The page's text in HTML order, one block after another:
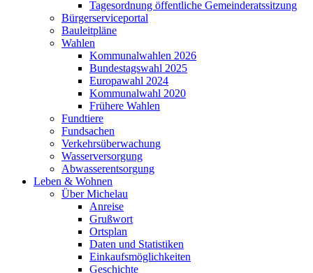
Tagesordnung öffentliche Gemeinderatssitzung
Bürgerserviceportal
Bauleitpläne
Wahlen
Kommunalwahlen 2026
Bundestagswahl 2025
Europawahl 2024
Kommunalwahl 2020
Frühere Wahlen
Fundtiere
Fundsachen
Verkehrsüberwachung
Wasserversorgung
Abwasserentsorgung
Leben & Wohnen
Über Michelau
Anreise
Grußwort
Ortsplan
Daten und Statistiken
Einkaufsmöglichkeiten
Geschichte